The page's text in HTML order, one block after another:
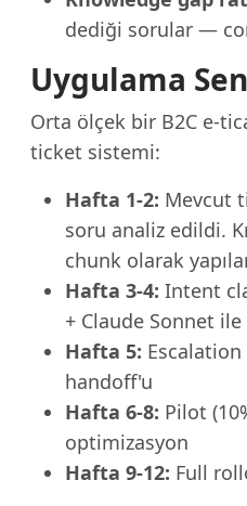
dediği sorular —
Uygulama
Orta ölçek bir B2C e-
ticket sistemi:
Hafta 1-2: Mevcut
soru analiz edildi.
chunk olarak
Hafta 3-4: Intent
+ Claude Sonnet
Hafta 5:
handoff'u
Hafta 6-8: Pilot
optimizasyon
Hafta 9-12: Full